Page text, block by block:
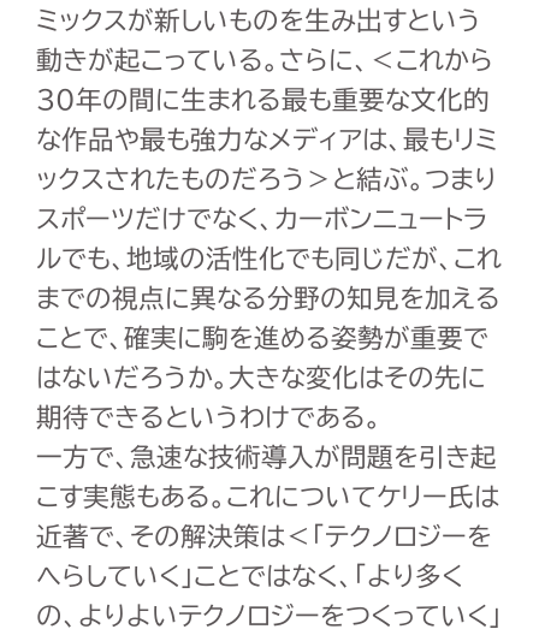
ミックスが新しいものを生み出すという
動きが起こっている。さらに、＜これから
30年の間に生まれる最も重要な文化的
な作品や最も強力なメディアは、最もリミ
ックスされたものだろう＞と結ぶ。つまり
スポーツだけでなく、カーボンニュートラ
ルでも、地域の活性化でも同じだが、これ
までの視点に異なる分野の知見を加える
ことで、確実に駒を進める姿勢が重要で
はないだろうか。大きな変化はその先に
期待できるというわけである。
一方で、急速な技術導入が問題を引き起
こす実態もある。これについてケリー氏は
近著で、その解決策は＜「テクノロジーを
へらしていく」ことではなく、「より多く
の、よりよいテクノロジーをつくっていく」